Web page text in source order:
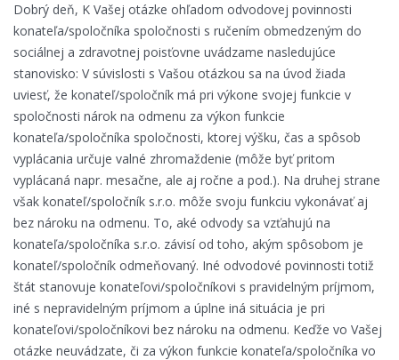
Dobrý deň, K Vašej otázke ohľadom odvodovej povinnosti
konateľa/spoločníka spoločnosti s ručením obmedzeným do
sociálnej a zdravotnej poisťovne uvádzame nasledujúce
stanovisko: V súvislosti s Vašou otázkou sa na úvod žiada
uviesť, že konateľ/spoločník má pri výkone svojej funkcie v
spoločnosti nárok na odmenu za výkon funkcie
konateľa/spoločníka spoločnosti, ktorej výšku, čas a spôsob
vyplácania určuje valné zhromaždenie (môže byť pritom
vyplácaná napr. mesačne, ale aj ročne a pod.). Na druhej strane
však konateľ/spoločník s.r.o. môže svoju funkciu vykonávať aj
bez nároku na odmenu. To, aké odvody sa vzťahujú na
konateľa/spoločníka s.r.o. závisí od toho, akým spôsobom je
konateľ/spoločník odmeňovaný. Iné odvodové povinnosti totiž
štát stanovuje konateľovi/spoločníkovi s pravidelným príjmom,
iné s nepravidelným príjmom a úplne iná situácia je pri
konateľovi/spoločníkovi bez nároku na odmenu. Keďže vo Vašej
otázke neuvádzate, či za výkon funkcie konateľa/spoločníka vo